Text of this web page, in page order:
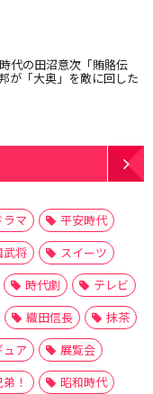
代の田沼意次「賄賂伝
が「大奥」を敵に回した
マ
平安時代
武将
スイーツ
時代劇
テレビ
織田信長
抹茶
ュア
展覧会
！
昭和時代